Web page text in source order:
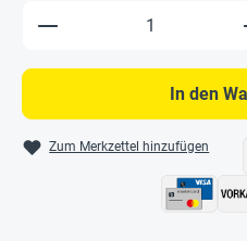
Produkt Anzahl:
In den
Zum Merkzettel hinzufügen